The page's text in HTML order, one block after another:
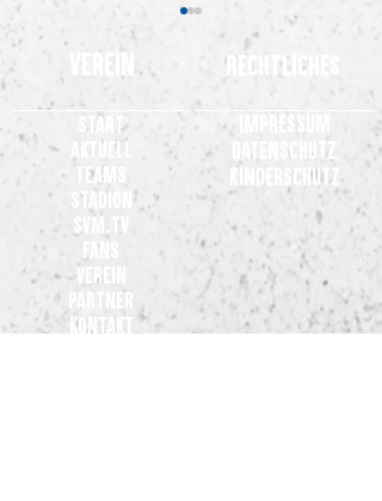
Gelungene Generalprobe: SV
Meppen gewinnt 3:0 beim VfL
Osnabrück
Verein Rechtliches
Start
Aktuell
Teams
Stadion
SVM.TV
Verein
Partner
Kontakt
Impressum
Datenschutz
Kinderschutz